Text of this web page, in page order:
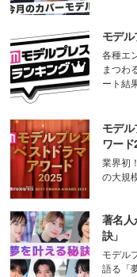
モデ
各種エ
まつわ
ート結
モデ
ワー
業界初
の大規
著名
訣」
モデル
語る「